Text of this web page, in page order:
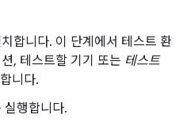
합니다. 이 단계에서 테스트 환
, 테스트할 기기 또는 테스트
니다.
실행합니다.